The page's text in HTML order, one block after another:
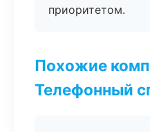
приоритетом.
Похожие
Телефонный